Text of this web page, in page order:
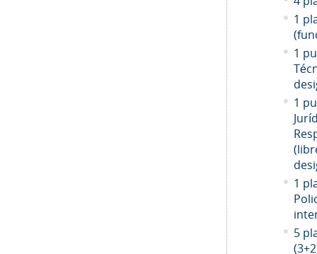
1
1
1
1
5